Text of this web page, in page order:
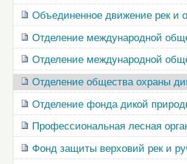
Объединенное движение рек и
Отделение международной
Отделение международной
Отделение общества охраны
Отделение фонда дикой
Профессиональная лесная
Фонд защиты верховий рек и